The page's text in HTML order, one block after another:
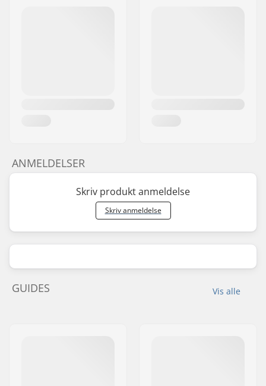
ANMELDELSER
Skriv produkt anmeldelse
Skriv anmeldelse
Vis alle
GUIDES